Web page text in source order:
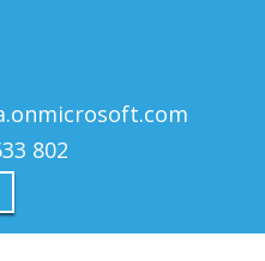
802